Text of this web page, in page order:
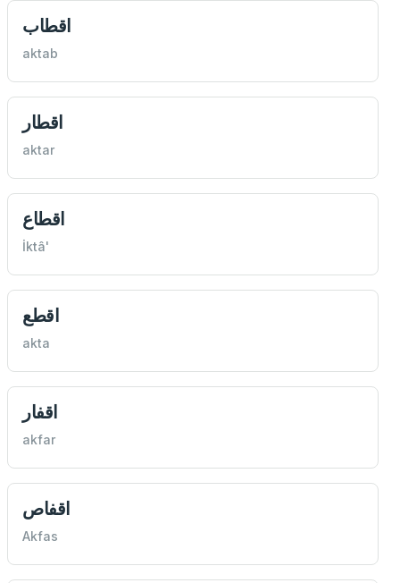
اقطاب
aktab
اقطار
aktar
اقطاع
İktâ'
اقطع
akta
اقفار
akfar
اقفاص
Akfas